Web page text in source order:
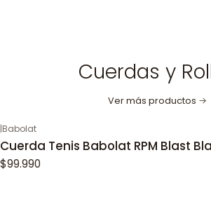
Cuerdas y
Ver más productos
|Babolat
Cuerda Tenis Babolat RPM Blast
$99.990